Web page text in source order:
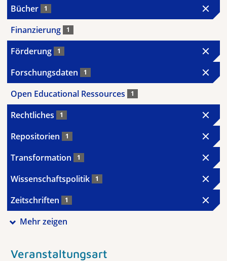
Bücher 1
Finanzierung 1
Förderung 1
Forschungsdaten 1
Open Educational Ressources 1
Rechtliches 1
Repositorien 1
Transformation 1
Wissenschaftspolitik 1
Zeitschriften 1
Mehr zeigen
Veranstaltungsart